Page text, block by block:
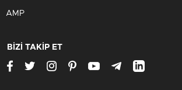
AMP
BİZİ TAKİP ET